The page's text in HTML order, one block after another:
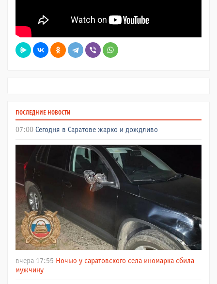
ПОСЛЕДНИЕ НОВОСТИ
07:00 Сегодня в Саратове жарко и дождливо
вчера 17:55 Ночью у саратовского села иномарка сбила
мужчину